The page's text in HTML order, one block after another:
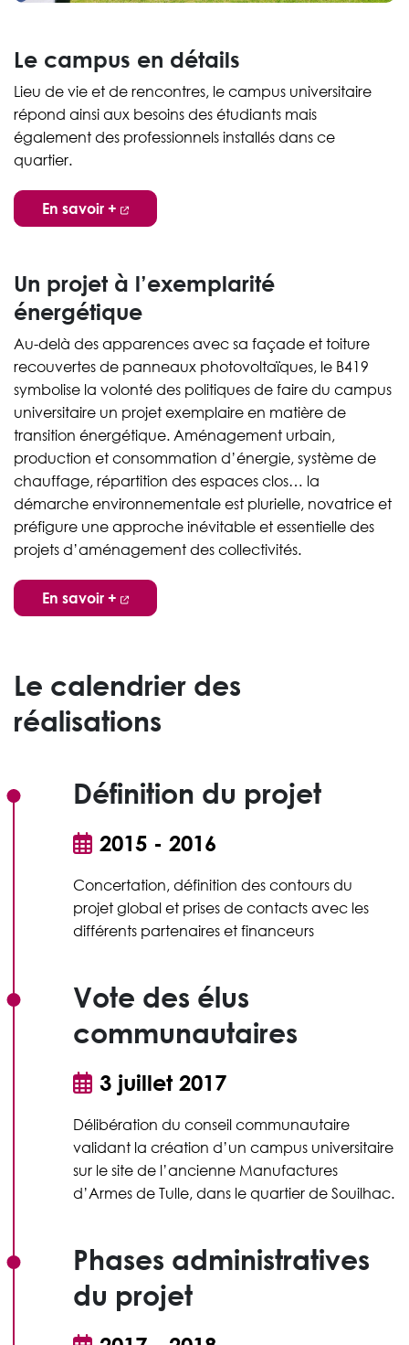
Le campus en détails
Lieu de vie et de rencontres, le campus universitaire
répond ainsi aux besoins des étudiants mais
également des professionnels installés dans ce
quartier.
En savoir +
Un projet à l’exemplarité
énergétique
Au-delà des apparences avec sa façade et toiture
recouvertes de panneaux photovoltaïques, le B419
symbolise la volonté des politiques de faire du campus
universitaire un projet exemplaire en matière de
transition énergétique. Aménagement urbain,
production et consommation d’énergie, système de
chauffage, répartition des espaces clos… la
démarche environnementale est plurielle, novatrice et
préfigure une approche inévitable et essentielle des
projets d’aménagement des collectivités.
En savoir +
Le calendrier des
réalisations
Définition du projet
2015 - 2016
Concertation, définition des contours du
projet global et prises de contacts avec les
différents partenaires et financeurs
Vote des élus
communautaires
3 juillet 2017
Délibération du conseil communautaire
validant la création d’un campus universitaire
sur le site de l’ancienne Manufactures
d’Armes de Tulle, dans le quartier de Souilhac.
Phases administratives
du projet